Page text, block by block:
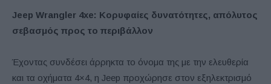
Jeep Wrangler 4xe: Κορυφαίες δυνατότητες, απόλυτος
σεβασμός προς το περιβάλλον
Έχοντας συνδέσει άρρηκτα το όνομα της με την ελευθερία
και τα οχήματα 4×4, η Jeep προχώρησε στον εξηλεκτρισμό